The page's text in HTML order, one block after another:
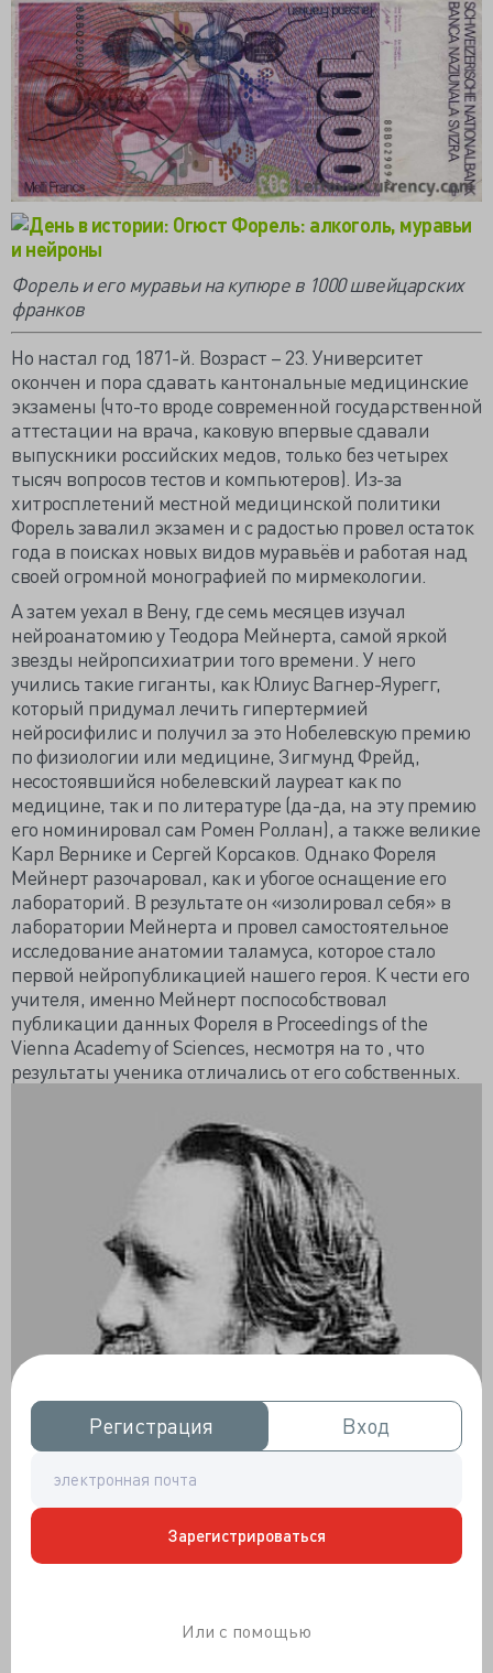
Регистрация
Регистрация Вход
Вход
Зарегистрироваться
Или с помощью
Форель и его муравьи на купюре в 1000 швейцарских
франков
Но настал год 1871-й. Возраст – 23. Университет
окончен и пора сдавать кантональные медицинские
экзамены (что-то вроде современной государственной
аттестации на врача, каковую впервые сдавали
выпускники российских медов, только без четырех
тысяч вопросов тестов и компьютеров). Из-за
хитросплетений местной медицинской политики
Форель завалил экзамен и с радостью провел остаток
года в поисках новых видов муравьёв и работая над
своей огромной монографией по мирмекологии.
А затем уехал в Вену, где семь месяцев изучал
нейроанатомию у Теодора Мейнерта, самой яркой
звезды нейропсихиатрии того времени. У него
учились такие гиганты, как Юлиус Вагнер-Яурегг,
который придумал лечить гипертермией
нейросифилис и получил за это Нобелевскую премию
по физиологии или медицине, Зигмунд Фрейд,
несостоявшийся нобелевский лауреат как по
медицине, так и по литературе (да-да, на эту премию
его номинировал сам Ромен Роллан), а также великие
Карл Вернике и Сергей Корсаков. Однако Фореля
Мейнерт разочаровал, как и убогое оснащение его
лабораторий. В результате он «изолировал себя» в
лаборатории Мейнерта и провел самостоятельное
исследование анатомии таламуса, которое стало
первой нейропубликацией нашего героя. К чести его
учителя, именно Мейнерт поспособствовал
публикации данных Фореля в Proceedings of the
Vienna Academy of Sciences, несмотря на то , что
результаты ученика отличались от его собственных.